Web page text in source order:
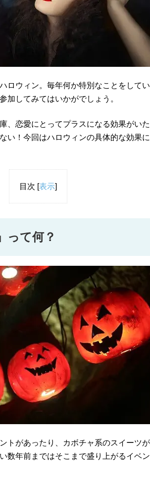
ロウィン。毎年何か特別なことをして
加してみてはいかがでしょう。
、恋愛にとってプラスになる効果がい
い！今回はハロウィンの具体的な効果
目次 [表示]
って何？
トがあったり、カボチャ系のスイーツ
数年前まではそこまで盛り上がるイベ